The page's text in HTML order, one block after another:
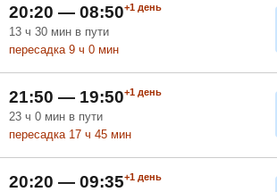
20:20 — 08:50+1 день
13 ч 30 мин в пути
пересадка 9 ч 0 мин
21:50 — 19:50+1 день
23 ч 0 мин в пути
пересадка 17 ч 45 мин
20:20 — 09:35+1 день